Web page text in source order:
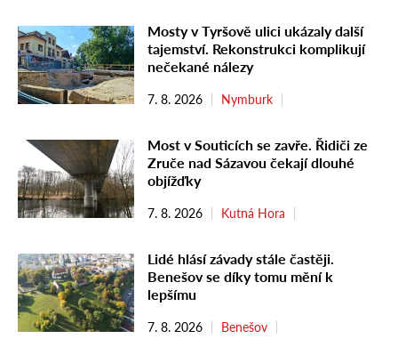
Mosty v Tyršově ulici ukázaly další
tajemství. Rekonstrukci komplikují
nečekané nálezy
7. 8. 2026 Nymburk
Most v Souticích se zavře. Řidiči ze
Zruče nad Sázavou čekají dlouhé
objížďky
7. 8. 2026 Kutná Hora
Lidé hlásí závady stále častěji.
Benešov se díky tomu mění k
lepšímu
7. 8. 2026 Benešov